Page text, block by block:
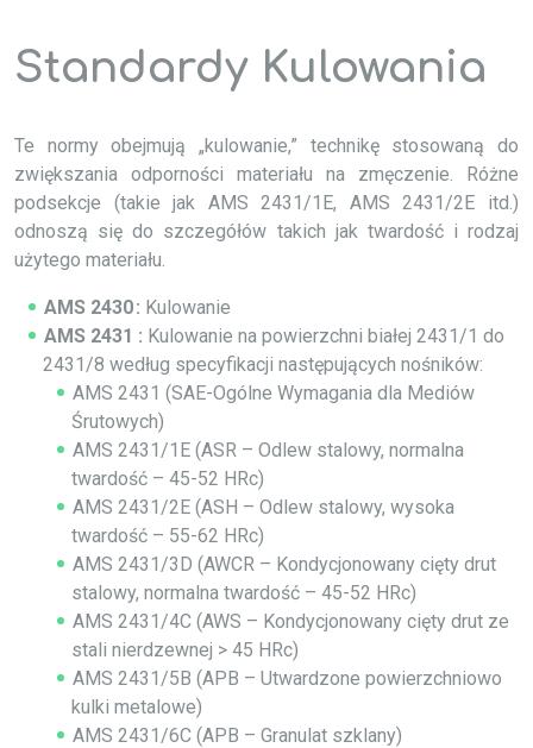
Standardy Kulowania
Te normy obejmują „kulowanie,” technikę stosowaną do
zwiększania odporności materiału na zmęczenie. Różne
podsekcje (takie jak AMS 2431/1E, AMS 2431/2E itd.)
odnoszą się do szczegółów takich jak twardość i rodzaj
użytego materiału.
AMS 2430 : Kulowanie
AMS 2431 : Kulowanie na powierzchni białej 2431/1 do
2431/8 według specyfikacji następujących nośników:
AMS 2431 (SAE-Ogólne Wymagania dla Mediów
Śrutowych)
AMS 2431/1E (ASR – Odlew stalowy, normalna
twardość – 45-52 HRc)
AMS 2431/2E (ASH – Odlew stalowy, wysoka
twardość – 55-62 HRc)
AMS 2431/3D (AWCR – Kondycjonowany cięty drut
stalowy, normalna twardość – 45-52 HRc)
AMS 2431/4C (AWS – Kondycjonowany cięty drut ze
stali nierdzewnej > 45 HRc)
AMS 2431/5B (APB – Utwardzone powierzchniowo
kulki metalowe)
AMS 2431/6C (APB – Granulat szklany)